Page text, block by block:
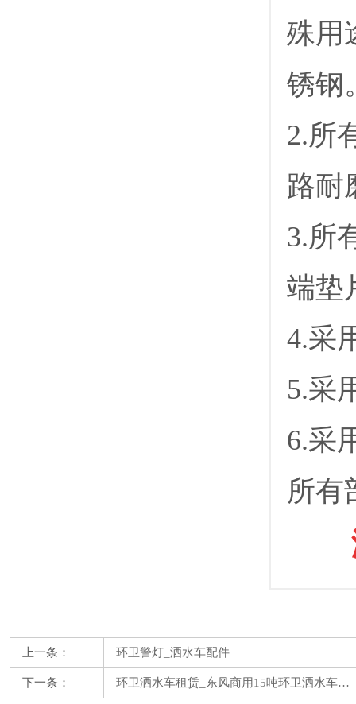
殊用
锈钢
2.所
路耐
3.所
端垫
4.采
5.采
6.采
所有
上一条： 环卫警灯_洒水车配件
下一条： 环卫洒水车租赁_东风商用15吨环卫洒水车…